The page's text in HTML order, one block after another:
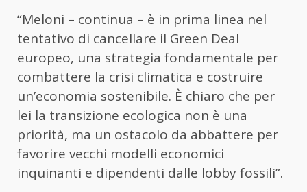
“Meloni – continua – è in prima linea nel
tentativo di cancellare il Green Deal
europeo, una strategia fondamentale per
combattere la crisi climatica e costruire
un’economia sostenibile. È chiaro che per
lei la transizione ecologica non è una
priorità, ma un ostacolo da abbattere per
favorire vecchi modelli economici
inquinanti e dipendenti dalle lobby fossili”.